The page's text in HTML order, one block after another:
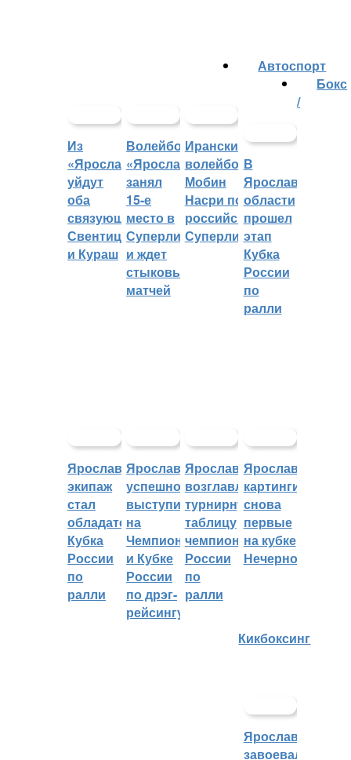
Из
«Ярославича»
уйдут
оба
связующих:
Свентицкис
и Кураш
Волейбольный
«Ярославич»
занял
15-е
место в
Суперлиге
и ждет
стыковых
матчей
Иранский
волейболист
Мобин
Насри покинет
российскую
Суперлигу
Автоспорт
В
Ярославской
области
прошел
этап
Кубка
России
по
ралли
Ярославский
экипаж
стал
обладателем
Кубка
России
по
ралли
Ярославцы
успешно
выступили
на
Чемпионате
и Кубке
России
по дрэг-
рейсингу
Ярославцы
возглавляют
турнирную
таблицу
чемпионата
России
по
ралли
Ярославские
картингисты
снова
первые
на кубке
Нечерноземья
Бокс
/
Кикбоксинг
Ярославцы
завоевали